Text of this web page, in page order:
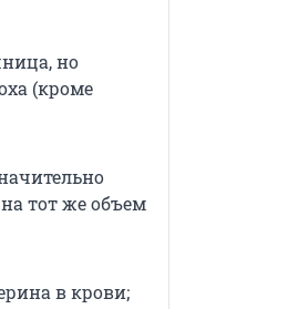
но
(кроме
тот же объем
в крови;